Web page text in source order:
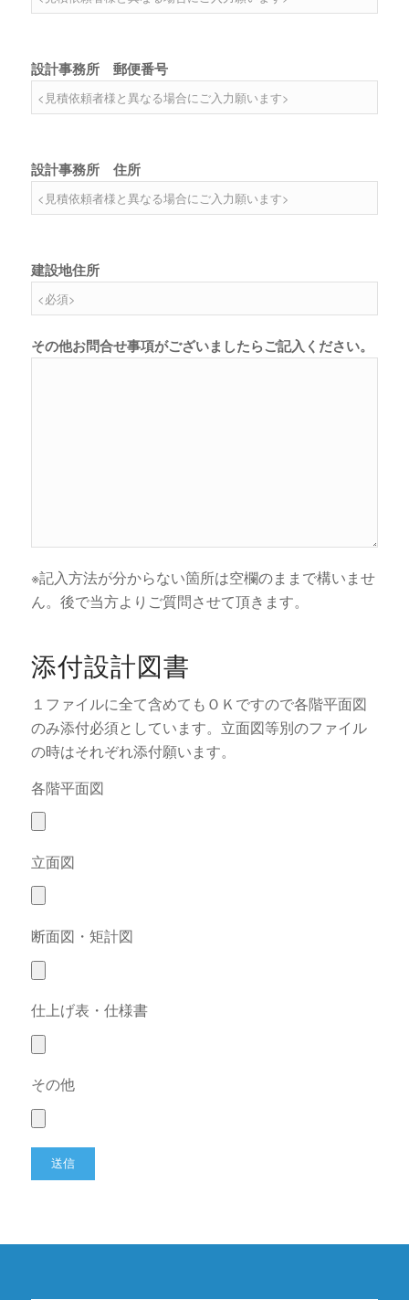
設計事務所 郵便番号
設計事務所 住所
建設地住所
その他お問合せ事項がございましたらご記入ください。
※記入方法が分からない箇所は空欄のままで構いませ
ん。後で当方よりご質問させて頂きます。
添付設計図書
１ファイルに全て含めてもＯＫですので各階平面図
のみ添付必須としています。立面図等別のファイル
の時はそれぞれ添付願います。
各階平面図
立面図
断面図・矩計図
仕上げ表・仕様書
その他